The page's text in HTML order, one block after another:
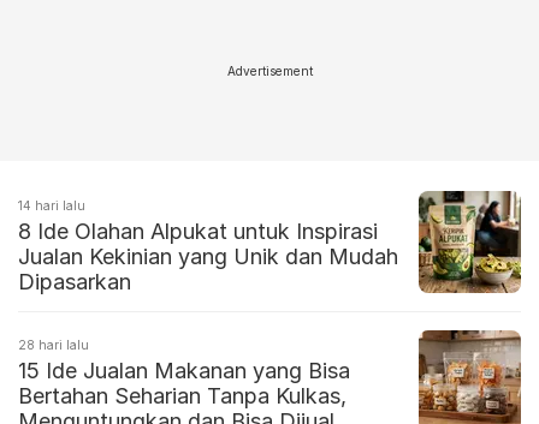
Advertisement
14 hari lalu
8 Ide Olahan Alpukat untuk Inspirasi
Jualan Kekinian yang Unik dan Mudah
Dipasarkan
28 hari lalu
15 Ide Jualan Makanan yang Bisa
Bertahan Seharian Tanpa Kulkas,